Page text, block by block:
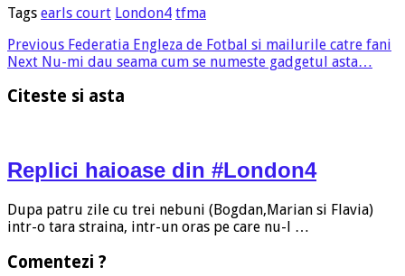
Tags earls court London4 tfma
Previous Federatia Engleza de Fotbal si mailurile catre fani
Next Nu-mi dau seama cum se numeste gadgetul asta…
Citeste si asta
Replici haioase din #London4
Dupa patru zile cu trei nebuni (Bogdan,Marian si Flavia)
intr-o tara straina, intr-un oras pe care nu-l …
Comentezi ?